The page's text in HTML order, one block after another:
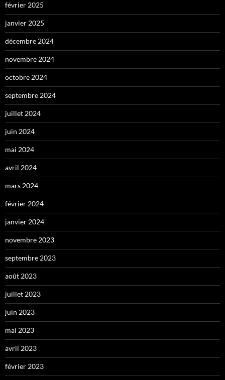
février 2025
janvier 2025
décembre 2024
novembre 2024
octobre 2024
septembre 2024
juillet 2024
juin 2024
mai 2024
avril 2024
mars 2024
février 2024
janvier 2024
novembre 2023
septembre 2023
août 2023
juillet 2023
juin 2023
mai 2023
avril 2023
février 2023